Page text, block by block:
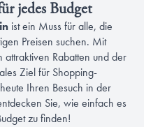
jedes Budget
ist ein Muss für alle, die
Preisen suchen. Mit
Rabatten und der
Ziel für Shopping-
Ihren Besuch in der
Sie, wie einfach es
zu finden!